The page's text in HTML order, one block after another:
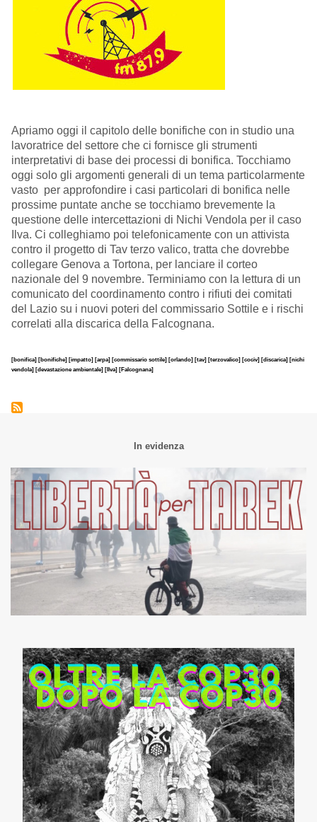
Apriamo oggi il capitolo delle bonifiche con in studio una
lavoratrice del settore che ci fornisce gli strumenti
interpretativi di base dei processi di bonifica. Tocchiamo
oggi solo gli argomenti generali di un tema particolarmente
vasto per approfondire i casi particolari di bonifica nelle
prossime puntate anche se tocchiamo brevemente la
questione delle intercettazioni di Nichi Vendola per il caso
Ilva. Ci colleghiamo poi telefonicamente con un attivista
contro il progetto di Tav terzo valico, tratta che dovrebbe
collegare Genova a Tortona, per lanciare il corteo
nazionale del 9 novembre. Terminiamo con la lettura di un
comunicato del coordinamento contro i rifiuti dei comitati
del Lazio su i nuovi poteri del commissario Sottile e i rischi
correlati alla discarica della Falcognana.
[bonifica] [bonifiche] [impatto] [arpa] [commissario sottile] [orlando] [tav] [terzovalico] [cociv] [discarica] [nichi
vendola] [devastazione ambientale] [Ilva] [Falcognana]
In evidenza